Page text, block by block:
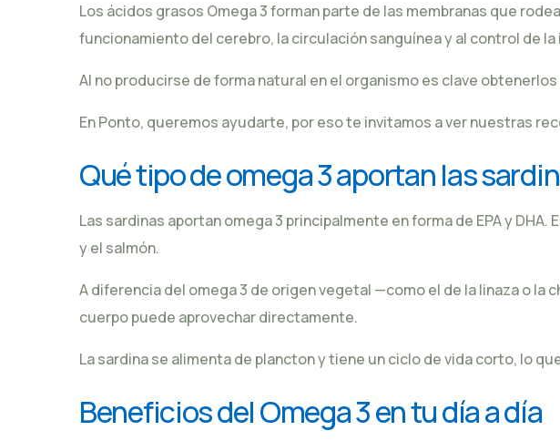
Los ácidos grasos Omega 3 forman parte de las membranas que
funcionamiento del cerebro, la circulación sanguínea y al control de
Al no producirse de forma natural en el organismo es clave
En Ponto, queremos ayudarte, por eso te invitamos a ver nuestras
Qué tipo de omega 3 aportan las
Las sardinas aportan omega 3 principalmente en forma de EPA y
y el salmón.
A diferencia del omega 3 de origen vegetal —como el de la linaza o la
cuerpo puede aprovechar directamente.
La sardina se alimenta de plancton y tiene un ciclo de vida corto, lo
Beneficios del Omega 3 en tu día a día